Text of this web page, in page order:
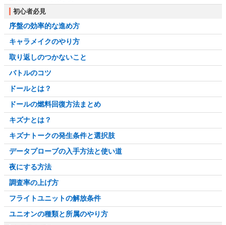
初心者必見
序盤の効率的な進め方
キャラメイクのやり方
取り返しのつかないこと
バトルのコツ
ドールとは？
ドールの燃料回復方法まとめ
キズナとは？
キズナトークの発生条件と選択肢
データプローブの入手方法と使い道
夜にする方法
調査率の上げ方
フライトユニットの解放条件
ユニオンの種類と所属のやり方